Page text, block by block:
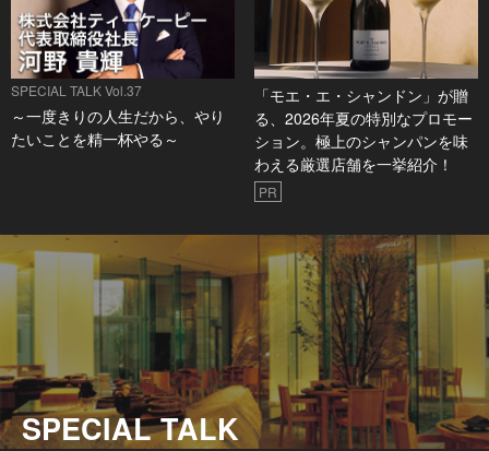
SPECIAL TALK Vol.37
～一度きりの人生だから、やり
たいことを精一杯やる～
「モエ・エ・シャンドン」が贈
る、2026年夏の特別なプロモー
ション。極上のシャンパンを味
わえる厳選店舗を一挙紹介！
PR
SPECIAL TALK